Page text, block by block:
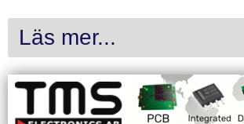
Läs mer...